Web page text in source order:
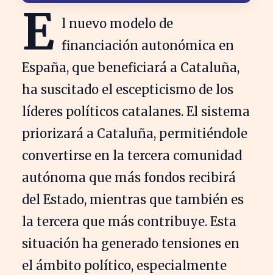
E l nuevo modelo de
financiación autonómica en
España, que beneficiará a Cataluña,
ha suscitado el escepticismo de los
líderes políticos catalanes. El sistema
priorizará a Cataluña, permitiéndole
convertirse en la tercera comunidad
autónoma que más fondos recibirá
del Estado, mientras que también es
la tercera que más contribuye. Esta
situación ha generado tensiones en
el ámbito político, especialmente